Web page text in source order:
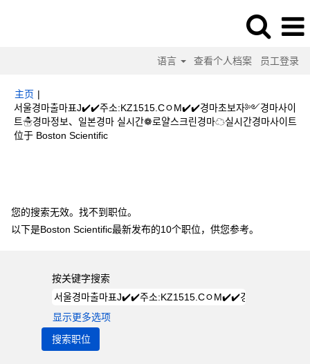
语言 查看个人档案 员工登录
主页 |
서울경마출마표J✔️✔️주소:KZ1515.CㅇM✔️✔️경마초보자༻경마사이
트☃경마정보、일본경마 실시간❁로얄스크린경마☁실시간경마사이트
位于 Boston Scientific（当
您的搜索无效。找不到职位。
以下是Boston Scientific最新发布的10个职位，供您参考。
按关键字搜索
显示更多选项